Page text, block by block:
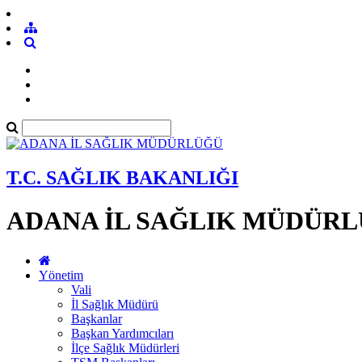
T.C. SAĞLIK BAKANLIĞI
ADANA İL SAĞLIK
Yönetim
Vali
İl Sağlık Müdürü
Başkanlar
Başkan Yardımcıları
İlçe Sağlık Müdürleri